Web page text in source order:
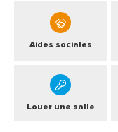
Aides sociales
Louer une salle